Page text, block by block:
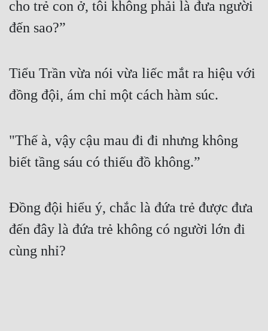
Đẹp
Tính Cách Nhân Vật :
cho trẻ con ở, tôi không phải là đưa người
đến sao?”
Tiểu Trần vừa nói vừa liếc mắt ra hiệu với
đồng đội, ám chỉ một cách hàm súc.
"Thế à, vậy cậu mau đi đi nhưng không
biết tầng sáu có thiếu đồ không.”
Đồng đội hiểu ý, chắc là đứa trẻ được đưa
đến đây là đứa trẻ không có người lớn đi
cùng nhỉ?